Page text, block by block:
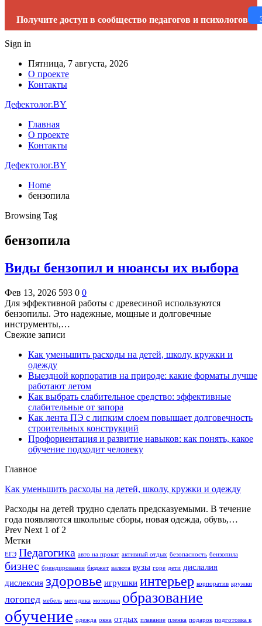
Получите доступ в сообщество педагогов и психологов
Sign in
Пятница, 7 августа, 2026
О проекте
Контакты
Дефектолог.BY
Главная
О проекте
Контакты
Дефектолог.BY
Home
бензопила
Browsing Tag
бензопила
Виды бензопил и нюансы их выбора
Фев 13, 2026 593 0 0
Для эффективной работы с древесиной используются
бензопилы. Это надежные, мощные и долговечные
инструменты,…
Свежие записи
Как уменьшить расходы на детей, школу, кружки и
одежду
Выездной корпоратив на природе: какие форматы лучше
работают летом
Как выбрать слабительное средство: эффективные
слабительные от запора
Как лента ПЭ с липким слоем повышает долговечность
строительных конструкций
Профориентация и развитие навыков: как понять, какое
обучение подходит человеку
Главное
Как уменьшить расходы на детей, школу, кружки и одежду
Расходы на детей трудно сделать предсказуемыми. В течение
года появляются школьные сборы, новая одежда, обувь,…
Prev Next 1 of 2
Метки
ЕГЭ Педагогика авто на прокат активный отдых безопасность бензопила
бизнес брендирование бюджет валюта вузы горе дети дислалия
дислексия здоровье игрушки интерьер корпоратив кружки
логопед мебель методика мотоцикл образование
обучение одежда окна отдых плавание пленка подарок подготовка к